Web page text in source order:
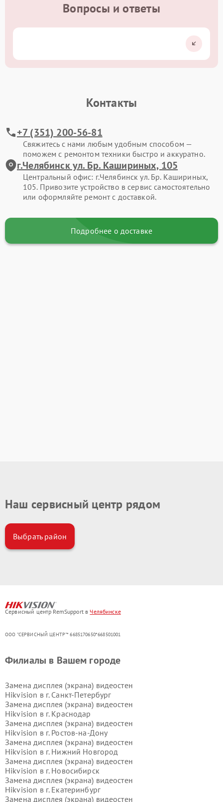
Вопросы и ответы
Контакты
+7 (351) 200-56-81
Свяжитесь с нами любым удобным способом —
поможем с ремонтом техники быстро и аккуратно.
г.Челябинск ул. Бр. Кашириных, 105
Центральный офис: г.Челябинск ул. Бр. Кашириных,
105. Привозите устройство в сервис самостоятельно
или оформляйте ремонт с доставкой.
Подробнее о доставке
Наш сервисный центр рядом
Выбрать район
Сервисный центр RemSupport в Челябинске
ООО "СЕРВИСНЫЙ ЦЕНТР"* 6685170650*668501001
Филиалы в Вашем городе
Замена дисплея (экрана) видеостен
Hikvision в г. Санкт-Петербург
Замена дисплея (экрана) видеостен
Hikvision в г. Краснодар
Замена дисплея (экрана) видеостен
Hikvision в г. Ростов-на-Дону
Замена дисплея (экрана) видеостен
Hikvision в г. Нижний Новгород
Замена дисплея (экрана) видеостен
Hikvision в г. Новосибирск
Замена дисплея (экрана) видеостен
Hikvision в г. Екатеринбург
Замена дисплея (экрана) видеостен